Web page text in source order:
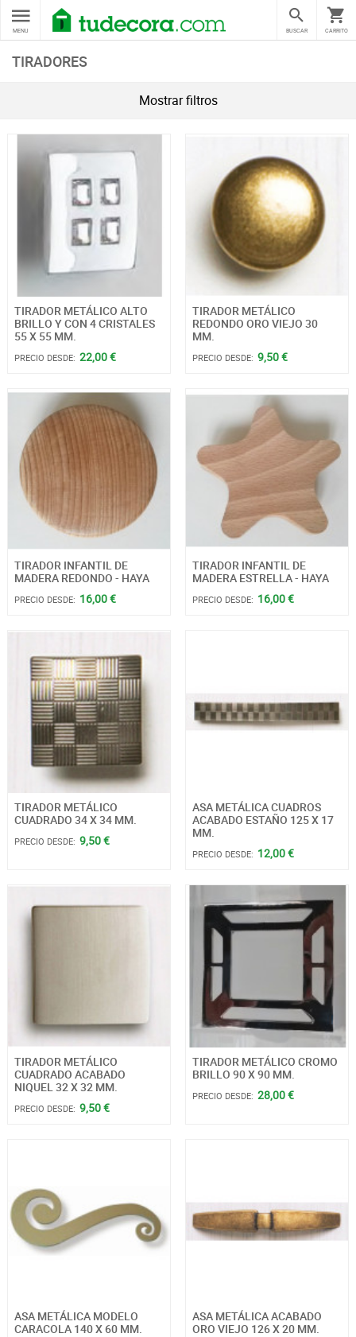
MENU CARRITO
BUSCAR
TIRADORES
Mostrar filtros
TIRADOR METÁLICO ALTO
BRILLO Y CON 4 CRISTALES
55 X 55 MM.
PRECIO DESDE: 22,00 €
TIRADOR METÁLICO
REDONDO ORO VIEJO 30
MM.
PRECIO DESDE: 9,50 €
TIRADOR INFANTIL DE
MADERA REDONDO - HAYA
PRECIO DESDE: 16,00 €
TIRADOR INFANTIL DE
MADERA ESTRELLA - HAYA
PRECIO DESDE: 16,00 €
TIRADOR METÁLICO
CUADRADO 34 X 34 MM.
PRECIO DESDE: 9,50 €
ASA METÁLICA CUADROS
ACABADO ESTAÑO 125 X 17
MM.
PRECIO DESDE: 12,00 €
TIRADOR METÁLICO
CUADRADO ACABADO
NIQUEL 32 X 32 MM.
PRECIO DESDE: 9,50 €
TIRADOR METÁLICO CROMO
BRILLO 90 X 90 MM.
PRECIO DESDE: 28,00 €
ASA METÁLICA MODELO
CARACOLA 140 X 60 MM.
ASA METÁLICA ACABADO
ORO VIEJO 126 X 20 MM.